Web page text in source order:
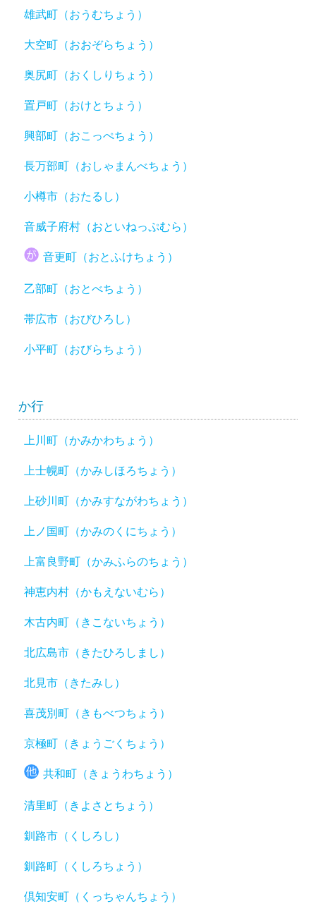
雄武町（おうむちょう）
大空町（おおぞらちょう）
奥尻町（おくしりちょう）
置戸町（おけとちょう）
興部町（おこっぺちょう）
長万部町（おしゃまんべちょう）
小樽市（おたるし）
音威子府村（おといねっぷむら）
音更町（おとふけちょう）
乙部町（おとべちょう）
帯広市（おびひろし）
小平町（おびらちょう）
か行
上川町（かみかわちょう）
上士幌町（かみしほろちょう）
上砂川町（かみすながわちょう）
上ノ国町（かみのくにちょう）
上富良野町（かみふらのちょう）
神恵内村（かもえないむら）
木古内町（きこないちょう）
北広島市（きたひろしまし）
北見市（きたみし）
喜茂別町（きもべつちょう）
京極町（きょうごくちょう）
共和町（きょうわちょう）
清里町（きよさとちょう）
釧路市（くしろし）
釧路町（くしろちょう）
倶知安町（くっちゃんちょう）